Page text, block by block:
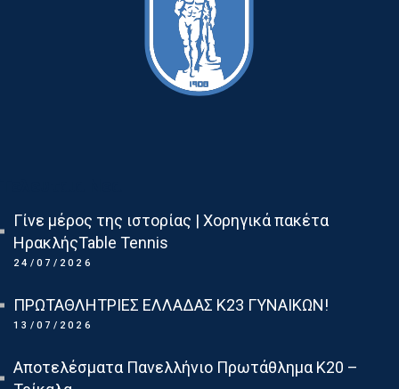
Γίνε μέρος της ιστορίας | Χορηγικά πακέτα
ΗρακλήςTable Tennis
24/07/2026
ΠΡΩΤΑΘΛΗΤΡΙΕΣ ΕΛΛΑΔΑΣ Κ23 ΓΥΝΑΙΚΩΝ!
13/07/2026
Αποτελέσματα Πανελλήνιο Πρωτάθλημα Κ20 –